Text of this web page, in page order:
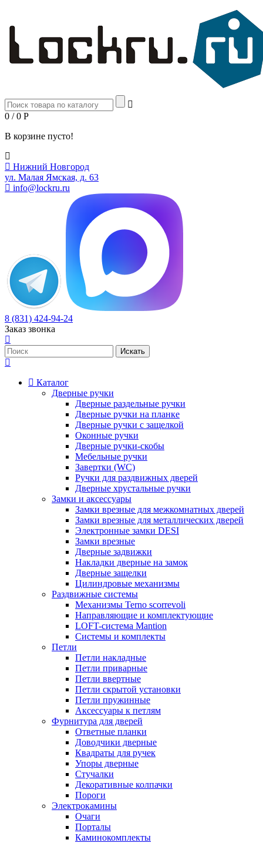
0 / 0 Р
В корзине пусто!
Нижний Новгород
ул. Малая Ямская, д. 63
info@lockru.ru
8 (831) 424-94-24
Заказ звонка
Каталог
Дверные ручки
Дверные раздельные ручки
Дверные ручки на планке
Дверные ручки с защелкой
Оконные ручки
Дверные ручки-скобы
Мебельные ручки
Завертки (WC)
Ручки для раздвижных дверей
Дверные хрустальные ручки
Замки и аксессуары
Замки врезные для межкомнатных дверей
Замки врезные для металлических дверей
Электронные замки DESI
Замки врезные
Дверные задвижки
Накладки дверные на замок
Дверные защелки
Цилиндровые механизмы
Раздвижные системы
Механизмы Terno scorrevoli
Направляющие и комплектующие
LOFT-cистема Mantion
Системы и комплекты
Петли
Петли накладные
Петли приварные
Петли ввертные
Петли скрытой установки
Петли пружинные
Аксессуары к петлям
Фурнитура для дверей
Ответные планки
Доводчики дверные
Квадраты для ручек
Упоры дверные
Стучалки
Декоративные колпачки
Пороги
Электрокамины
Очаги
Порталы
Каминокомплекты